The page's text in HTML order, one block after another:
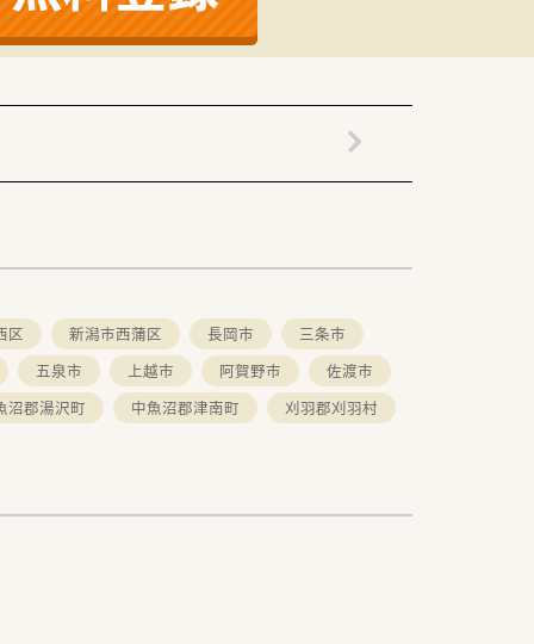
区 新潟市西蒲区 長岡市
三条市
五泉市
上越市 阿賀野市
佐渡市
沼郡湯沢町
中魚沼郡津南町 刈羽郡刈羽村